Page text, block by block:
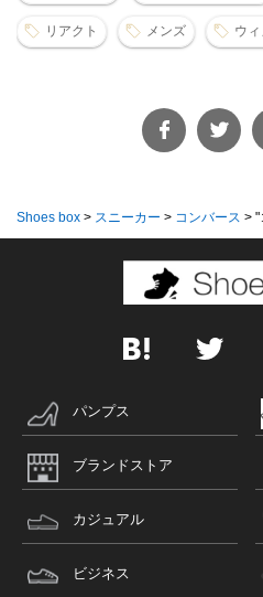
リアクト メンズ ウ
Shoes box > スニーカー > コンバース > "
パンプス
ブランドストア
カジュアル
ビジネス